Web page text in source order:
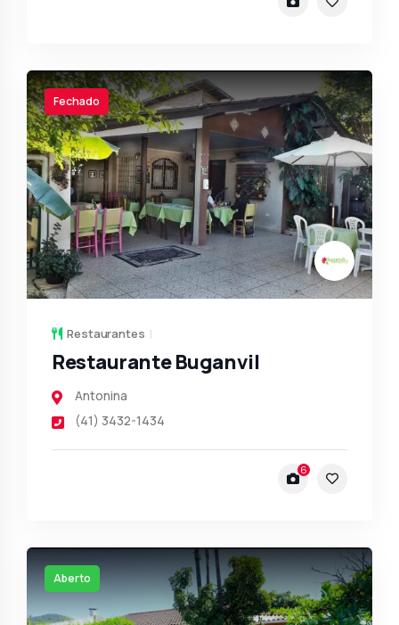
Fechado
Restaurantes
Restaurante Buganvil
Antonina
(41) 3432-1434
6
Aberto